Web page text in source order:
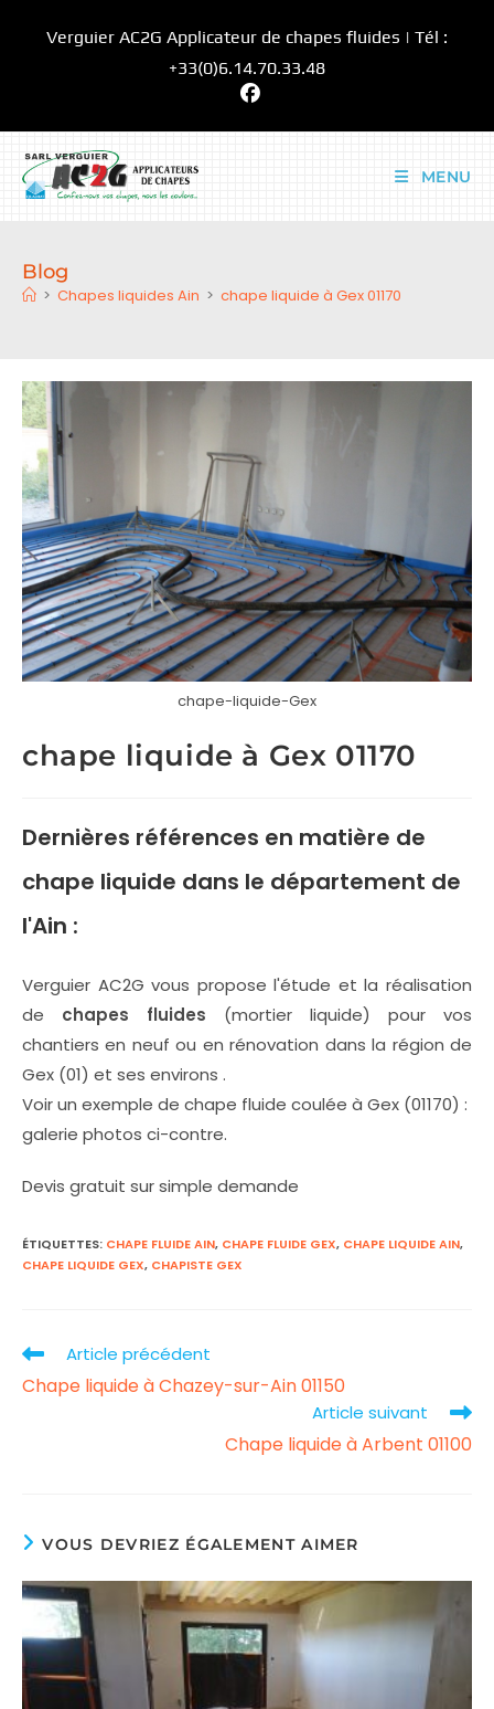
Verguier AC2G Applicateur de chapes fluides | Tél :
+33(0)6.14.70.33.48
MENU
Blog
> Chapes liquides Ain > chape liquide à Gex 01170
chape-liquide-Gex
chape liquide à Gex 01170
Dernières références en matière de
chape liquide dans le département de
l'Ain :
Verguier AC2G vous propose l'étude et la réalisation
de chapes fluides (mortier liquide) pour vos
chantiers en neuf ou en rénovation dans la région de
Gex (01) et ses environs .
Voir un exemple de chape fluide coulée à Gex (01170) :
galerie photos ci-contre.
Devis gratuit sur simple demande
ÉTIQUETTES: CHAPE FLUIDE AIN, CHAPE FLUIDE GEX, CHAPE LIQUIDE AIN,
CHAPE LIQUIDE GEX, CHAPISTE GEX
Read
more
Article précédent
Chape liquide à Chazey-sur-Ain 01150
Article suivant
Chape liquide à Arbent 01100
VOUS DEVRIEZ ÉGALEMENT AIMER